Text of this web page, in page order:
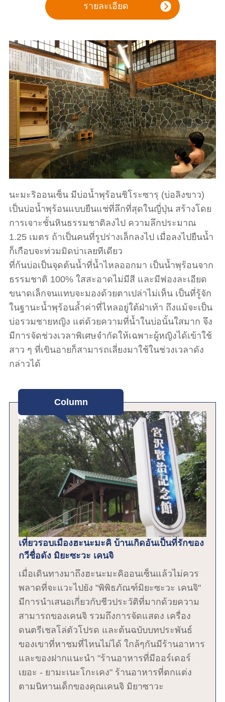
รายละเอียด
นะมะริออนเซ็น มีบ่อน้ำพุร้อนชิโระซารุ (บ่อลิงขาว)
เป็นบ่อน้ำพุร้อนแบบยืนแช่ที่ลึกที่สุดในญี่ปุ่น สร้างโดย
การเจาะชั้นหินธรรมชาติลงไป ความลึกประมาณ
1.25 เมตร ถ้าเป็นคนที่รูปร่างเล็กลงไป เมื่อลงไปยืนน้ำ
ก็เกือบจะท่วมมิดบ่าเลยทีเดียว
ที่ก้นบ่อเป็นจุดต้นน้ำที่น้ำไหลออกมา เป็นน้ำพุร้อนจาก
ธรรมชาติ 100% ใสสะอาดไม่มีสี และมีฟองละเอียด
ขนาดเล็กจนแทบจะมองด้วยตาเปล่าไม่เห็น เป็นที่รู้จัก
ในฐานะน้ำพุร้อนล้ำค่าที่ไหลอยู่ใต้ฝ่าเท้า ถึงแม้จะเป็น
บ่อรวมชายหญิง แต่ด้วยความที่น้ำในบ่อนั้นใสมาก จึง
มีการจัดช่วงเวลาพิเศษจำกัดให้เฉพาะผู้หญิงได้เข้าใช้
สาว ๆ ที่เขินอายก็สามารถเลี่ยงมาใช้ในช่วงเวลาดัง
กล่าวได้
Column
เที่ยวรอบเมืองฮะนะมะคิ บ้านเกิดอันเป็นที่รักของ
กวีชื่อดัง มิยะซะวะ เคนจิ
เมื่อเดินทางมาถึงฮะนะมะคิออนเซ็นแล้วไม่ควร
พลาดที่จะแวะไปยัง "พิพิธภัณฑ์มิยะซะวะ เคนจิ"
มีการนำเสนอเกี่ยวกับชีวประวัติที่มากด้วยความ
สามารถของเคนจิ รวมถึงการจัดแสดง เครื่อง
ดนตรีเชลโล่ตัวโปรด และต้นฉบับบทประพันธ์
ของเขาที่หาชมที่ไหนไม่ได้ ใกล้ๆกันมีร้านอาหาร
และของฝากแนะนำ "ร้านอาหารที่มีออร์เดอร์
เยอะ - ยามะเนะโกะเคง" ร้านอาหารที่ตกแต่ง
ตามนิทานเด็กของคุณเคนจิ มิยาซาวะ